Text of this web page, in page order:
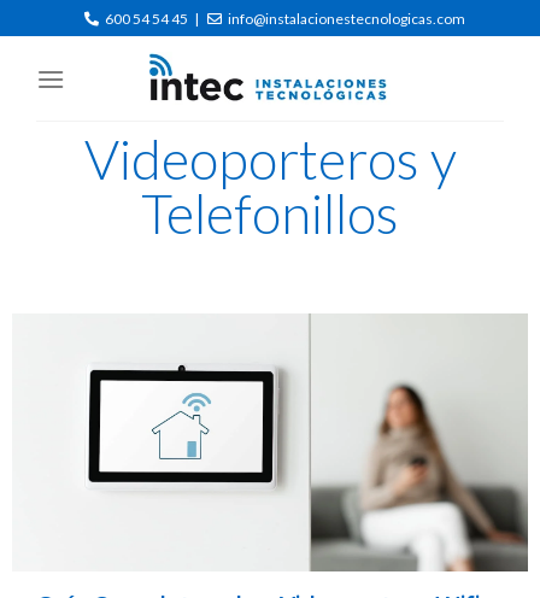
600 54 54 45 | info@instalacionestecnologicas.com
Videoporteros y
Telefonillos